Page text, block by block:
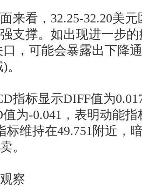
看，32.25-32.20美元
支撑。如出现进一步
口，可能会暴露出下降
标显示DIFF值为
值为-0.041，表明动能
标维持在49.751附近，
。
察